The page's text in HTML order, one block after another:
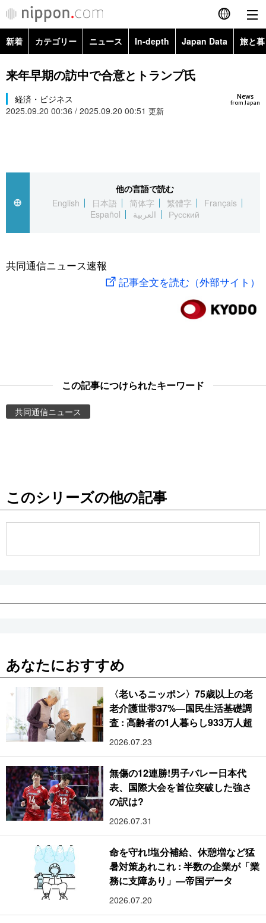
English
简体字
カテゴリー
スポーツ・東京2020
Topics
Images
お知らせ
公式SNS
新着 カテゴリー ニュース In-depth Japan Data 旅と
政治・外交
経済・ビジネス Images
来年早期の訪中で合意とトランプ氏
News
from Japan
経済・ビジネス
2025.09.20 00:36 / 2025.09.20 00:51 更新
他の言語で読む
English
日本語 简体字 繁體字
Français
Español
العربية Русский
共同通信ニュース速報
記事全文を読む（外部サイト）
この記事につけられたキーワード
共同通信ニュース
このシリーズの他の記事
あなたにおすすめ
〈老いるニッポン〉75歳以上の老
老介護世帯37%―国民生活基礎調
査 : 高齢者の1人暮らし933万人超
2026.07.23
無傷の12連勝!男子バレー日本代
表、国際大会を首位突破した強さ
の訳は?
2026.07.31
命を守れ!塩分補給、休憩増など猛
暑対策あれこれ : 半数の企業が「業
務に支障あり」―帝国データ
2026.07.20